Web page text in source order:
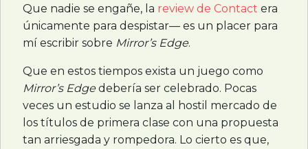
Que nadie se engañe, la review de Contact era
únicamente para despistar— es un placer para
mí escribir sobre Mirror’s Edge.
Que en estos tiempos exista un juego como
Mirror’s Edge debería ser celebrado. Pocas
veces un estudio se lanza al hostil mercado de
los títulos de primera clase con una propuesta
tan arriesgada y rompedora. Lo cierto es que,